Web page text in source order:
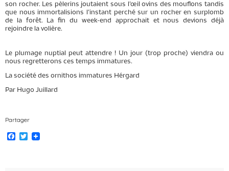
son rocher. Les pèlerins joutaient sous l’œil ovins des mouflons tandis
que nous immortalisions l’instant perché sur un rocher en surplomb
de la forêt. La fin du week-end approchait et nous devions déjà
rejoindre la volière.
Le plumage nuptial peut attendre ! Un jour (trop proche) viendra ou
nous regretterons ces temps immatures.
La société des ornithos immatures Hérgard
Par Hugo Juillard
Partager
F
T